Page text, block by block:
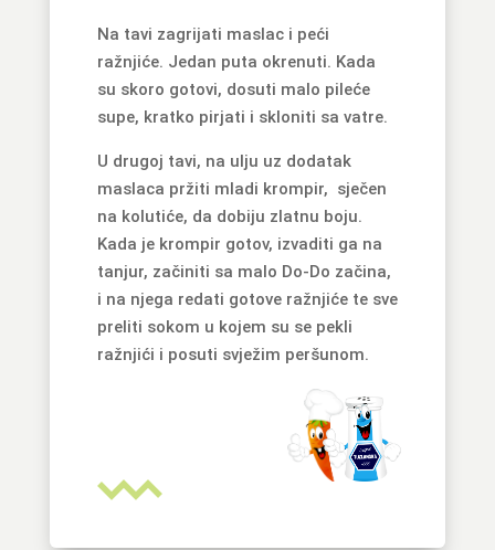
Na tavi zagrijati maslac i peći
ražnjiće. Jedan puta okrenuti. Kada
su skoro gotovi, dosuti malo pileće
supe, kratko pirjati i skloniti sa vatre.
U drugoj tavi, na ulju uz dodatak
maslaca pržiti mladi krompir, sječen
na kolutiće, da dobiju zlatnu boju.
Kada je krompir gotov, izvaditi ga na
tanjur, začiniti sa malo Do-Do začina,
i na njega redati gotove ražnjiće te sve
preliti sokom u kojem su se pekli
ražnjići i posuti svježim peršunom.